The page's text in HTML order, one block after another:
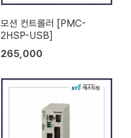
모션 컨트롤러 [PMC-
2HSP-USB]
265,000